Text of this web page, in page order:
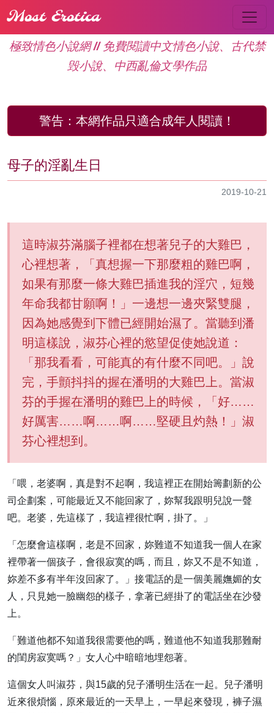
Most Erotica
極致情色小說網 // 免費閱讀中文情色小說、古代禁
毁小說、中西亂倫文學作品
警告： 本網作品只適合成年人閱讀！
母子的淫亂生日
2019-10-21
這時淑芬滿腦子裡都在想著兒子的大雞巴，
心裡想著，「真想握一下那麼粗的雞巴啊，
如果有那麼一條大雞巴插進我的淫穴，短幾
年命我都甘願啊！」一邊想一邊夾緊雙腿，
因為她感覺到下體已經開始濕了。當聽到潘
明這樣說，淑芬心裡的慾望促使她說道：
「那我看看，可能真的有什麼不同吧。」說
完，手顫抖抖的握在潘明的大雞巴上。當淑
芬的手握在潘明的雞巴上的時候，「好……
好厲害……啊……啊……堅硬且灼熱！」淑
芬心裡想到。
「喂，老婆啊，真是對不起啊，我這裡正在開始籌劃新的公
司企劃案，可能最近又不能回家了，妳幫我跟明兒說一聲
吧。老婆，先這樣了，我這裡很忙啊，掛了。」
「怎麼會這樣啊，老是不回家，妳難道不知道我一個人在家
裡帶著一個孩子，會很寂寞的嗎，而且，妳又不是不知道，
妳差不多有半年沒回家了。」接電話的是一個美麗嫵媚的女
人，只見她一臉幽怨的樣子，拿著已經掛了的電話坐在沙發
上。
「難道他都不知道我很需要他的嗎，難道他不知道我那難耐
的閨房寂寞嗎？」女人心中暗暗地埋怨著。
這個女人叫淑芬，與15歲的兒子潘明生活在一起。兒子潘明
近來很煩惱，原來最近的一天早上，一早起來發現，褲子濕